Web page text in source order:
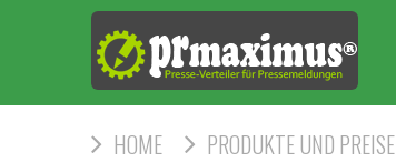
HOME PRODUKTE UND PREISE